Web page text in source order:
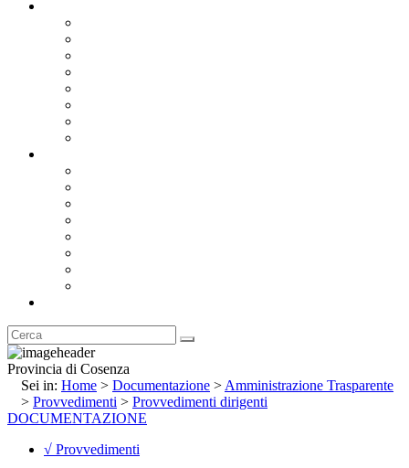
Provincia di Cosenza
Sei in: Home > Documentazione > Amministrazione Trasparente
> Provvedimenti > Provvedimenti dirigenti
DOCUMENTAZIONE
√ Provvedimenti